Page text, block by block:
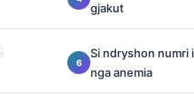
gjakut
Si ndryshon
nga anemia